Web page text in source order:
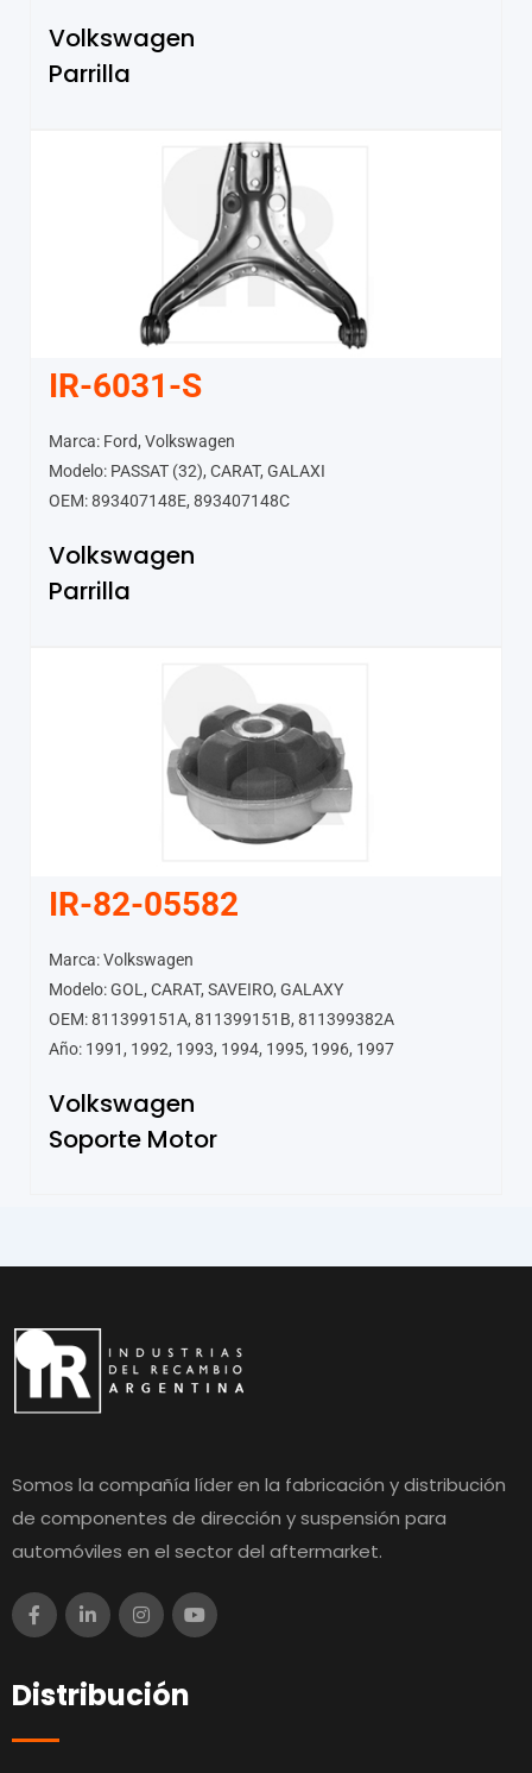
Volkswagen
Parrilla
IR-6031-S
Marca: Ford, Volkswagen
Modelo: PASSAT (32), CARAT, GALAXI
OEM: 893407148E, 893407148C
Volkswagen
Parrilla
IR-82-05582
Marca: Volkswagen
Modelo: GOL, CARAT, SAVEIRO, GALAXY
OEM: 811399151A, 811399151B, 811399382A
Año: 1991, 1992, 1993, 1994, 1995, 1996, 1997
Volkswagen
Soporte Motor
Somos la compañía líder en la fabricación y distribución
de componentes de dirección y suspensión para
automóviles en el sector del aftermarket.
Distribución